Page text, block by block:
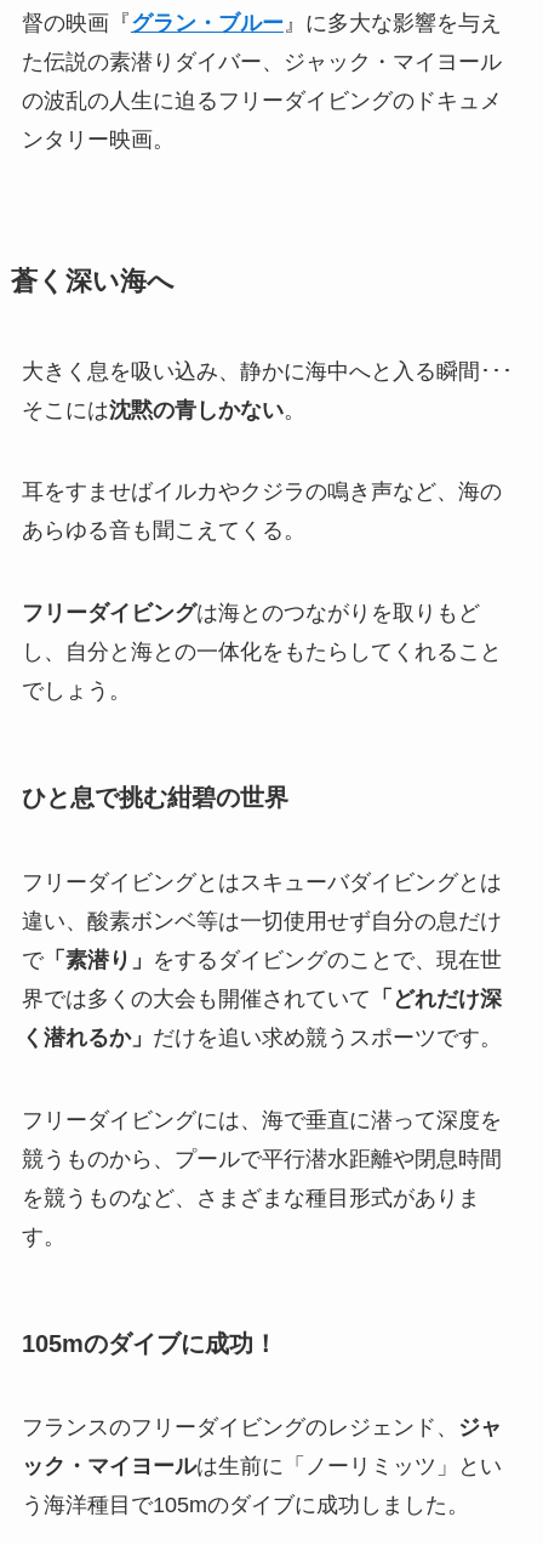
督の映画『グラン・ブルー』に多大な影響を与え
た伝説の素潜りダイバー、ジャック・マイヨール
の波乱の人生に迫るフリーダイビングのドキュメ
ンタリー映画。
蒼く深い海へ
大きく息を吸い込み、静かに海中へと入る瞬間･･･
そこには沈黙の青しかない。
耳をすませばイルカやクジラの鳴き声など、海の
あらゆる音も聞こえてくる。
フリーダイビングは海とのつながりを取りもど
し、自分と海との一体化をもたらしてくれること
でしょう。
ひと息で挑む紺碧の世界
フリーダイビングとはスキューバダイビングとは
違い、酸素ボンベ等は一切使用せず自分の息だけ
で「素潜り」 をするダイビングのことで、現在世
界では多くの大会も開催されていて 「どれだけ深
く潜れるか」 だけを追い求め競うスポーツです。
フリーダイビングには、海で垂直に潜って深度を
競うものから、プールで平行潜水距離や閉息時間
を競うものなど、さまざまな種目形式がありま
す。
105mのダイブに成功！
フランスのフリーダイビングのレジェンド、
ジャ
ック・マイヨールは生前に「ノーリミッツ」とい
う海洋種目で105mのダイブに成功しました。